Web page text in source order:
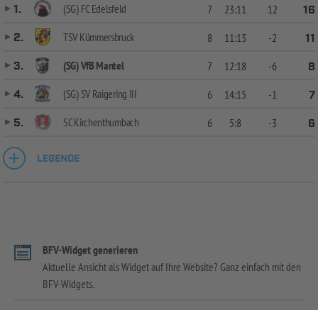
1. (SG) FC Edelsfeld 7 23:11 12
16
2.
TSV Kümmersbruck 8 11:13 -2
11
3.
(SG) VfB Mantel 7 12:18 -6
8
4.
(SG) SV Raigering III 6 14:15 -1
7
5.
SC Kirchenthumbach 6 5:8 -3 6
LEGENDE
BFV-Widget generieren
Aktuelle Ansicht als Widget auf Ihre Website? Ganz einfach mit den
BFV-Widgets.